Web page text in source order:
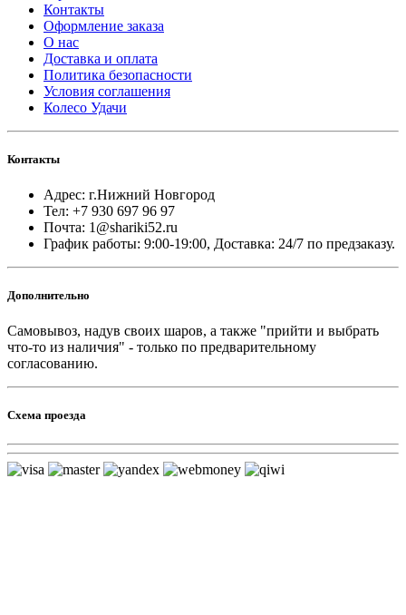
Контакты
Оформление заказа
О нас
Доставка и оплата
Политика безопасности
Условия соглашения
Колесо Удачи
Контакты
Адрес: г.Нижний Новгород
Тел: +7 930 697 96 97
Почта: 1@shariki52.ru
График работы: 9:00-19:00, Доставка: 24/7 по предзаказу.
Дополнительно
Самовывоз, надув своих шаров, а также "прийти и выбрать
что-то из наличия" - только по предварительному
согласованию.
Схема проезда